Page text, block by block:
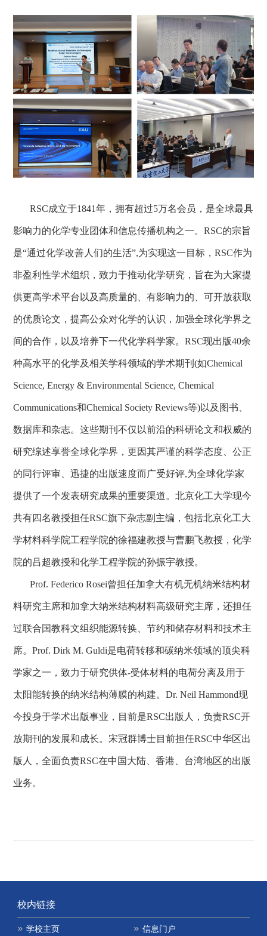
RSC成立于1841年，拥有超过5万名会员，是全球最具
影响力的化学专业团体和信息传播机构之一。RSC的宗旨
是“通过化学改善人们的生活”,为实现这一目标，RSC作为
非盈利性学术组织，致力于推动化学研究，旨在为大家提
供更高学术平台以及高质量的、有影响力的、可开放获取
的优质论文，提高公众对化学的认识，加强全球化学界之
间的合作，以及培养下一代化学科学家。RSC现出版40余
种高水平的化学及相关学科领域的学术期刊(如Chemical
Science, Energy & Environmental Science, Chemical
Communications和Chemical Society Reviews等)以及图书、
数据库和杂志。这些期刊不仅以前沿的科研论文和权威的
研究综述享誉全球化学界，更因其严谨的科学态度、公正
的同行评审、迅捷的出版速度而广受好评,为全球化学家
提供了一个发表研究成果的重要渠道。北京化工大学现今
共有四名教授担任RSC旗下杂志副主编，包括北京化工大
学材料科学院工程学院的徐福建教授与曹鹏飞教授，化学
院的吕超教授和化学工程学院的孙振宇教授。
Prof. Federico Rosei曾担任加拿大有机无机纳米结构材
料研究主席和加拿大纳米结构材料高级研究主席，还担任
过联合国教科文组织能源转换、节约和储存材料和技术主
席。Prof. Dirk M. Guldi是电荷转移和碳纳米领域的顶尖科
学家之一，致力于研究供体-受体材料的电荷分离及用于
太阳能转换的纳米结构薄膜的构建。Dr. Neil Hammond现
今投身于学术出版事业，目前是RSC出版人，负责RSC开
放期刊的发展和成长。宋冠群博士目前担任RSC中华区出
版人，全面负责RSC在中国大陆、香港、台湾地区的出版
业务。
校内链接
学校主页 信息门户